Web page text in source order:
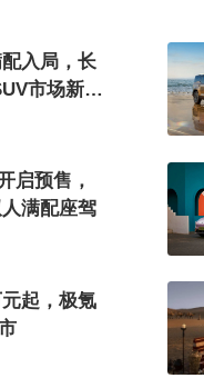
入局，长
市场新格
启预售，
满配座驾
起，极氪